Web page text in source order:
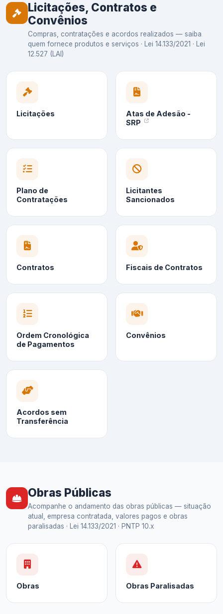
Licitações, Contratos e
Convênios
Compras, contratações e acordos realizados — saiba
quem fornece produtos e serviços · Lei 14.133/2021 · Lei
12.527 (LAI)
Licitações
Atas de Adesão -
SRP
Plano de
Contratações
Licitantes
Sancionados
Contratos Fiscais de Contratos
Ordem Cronológica
de Pagamentos
Convênios
Acordos sem
Transferência
Obras Públicas
Acompanhe o andamento das obras públicas — situação
atual, empresa contratada, valores pagos e obras
paralisadas · Lei 14.133/2021 · PNTP 10.x
Obras Obras Paralisadas